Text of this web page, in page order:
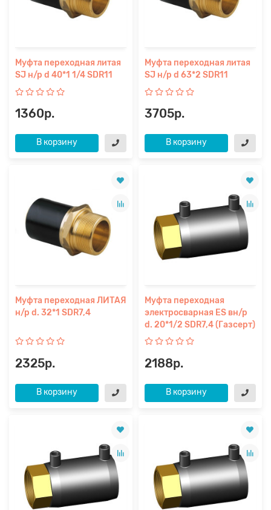
Муфта переходная литая
SJ н/р d 40*1 1/4 SDR11
1360р.
В корзину
Муфта переходная литая
SJ н/р d 63*2 SDR11
3705р.
В корзину
Муфта переходная ЛИТАЯ
н/р d. 32*1 SDR7,4
2325р.
В корзину
Муфта переходная
электросварная ES вн/р
d. 20*1/2 SDR7,4 (Газсерт)
2188р.
В корзину